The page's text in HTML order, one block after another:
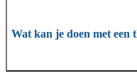
Wat kan je doen met